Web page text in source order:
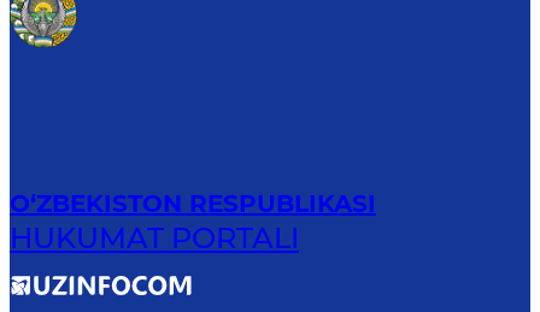
O‘ZBEKISTON RESPUBLIKASI
HUKUMAT PORTALI